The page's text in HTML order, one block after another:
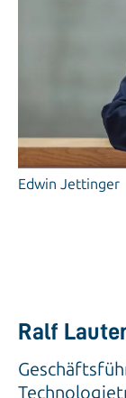
Edwin Jettinger
Ralf